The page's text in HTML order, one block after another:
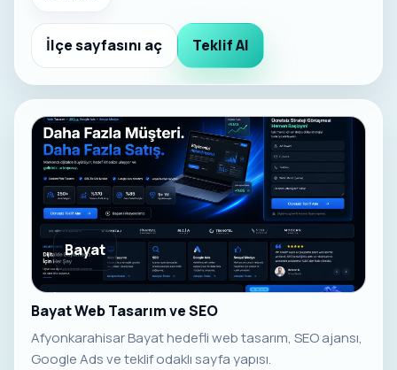
İlçe sayfasını aç Teklif Al
Bayat
Bayat Web Tasarım ve SEO
Afyonkarahisar Bayat hedefli web tasarım, SEO ajansı,
Google Ads ve teklif odaklı sayfa yapısı.